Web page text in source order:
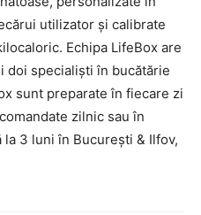
utilizator și calibrate
Echipa LifeBox are
doi specialiști în bucătărie
sunt preparate în fiecare zi
zilnic sau în
la 3 luni în București & Ilfov,